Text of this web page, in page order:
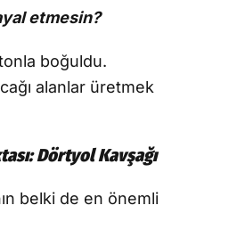
etmesin?
boğuldu.
alanlar üretmek
Dörtyol Kavşağı
belki de en önemli